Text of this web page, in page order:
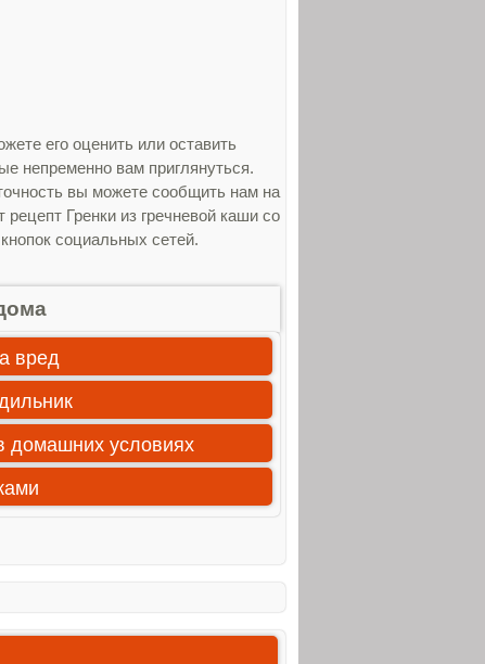
его оценить или оставить
непременно вам приглянуться.
вы можете сообщить нам на
Гренки из гречневой каши со
социальных сетей.
вред
домашних условиях